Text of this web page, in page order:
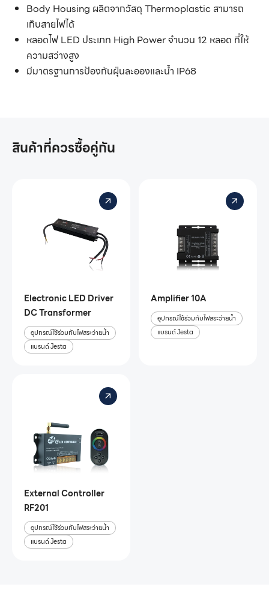
Body Housing ผลิตจากวัสดุ Thermoplastic สามารถ
เก็บสายไฟได้
หลอดไฟ LED ประเภท High Power จำนวน 12 หลอด ที่ให้
ความสว่างสูง
มีมาตรฐานการป้องกันฝุ่นละอองและน้ำ IP68
สินค้าที่ควรซื้อคู่กัน
Electronic LED Driver
DC Transformer
อุปกรณ์ใช้ร่วมกับไฟสระว่ายน้ำ
แบรนด์ Jesta
Amplifier 10A
อุปกรณ์ใช้ร่วมกับไฟสระว่ายน้ำ
แบรนด์ Jesta
External Controller
RF201
อุปกรณ์ใช้ร่วมกับไฟสระว่ายน้ำ
แบรนด์ Jesta